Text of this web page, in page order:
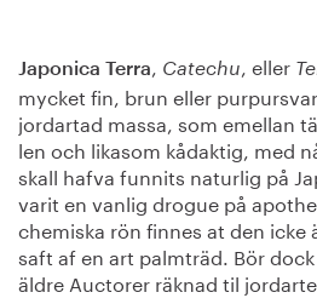
Japonica Terra, Catechu, eller
mycket fin, brun eller
jordartad massa, som emellan
len och likasom kådaktig, med
skall hafva funnits naturlig på
varit en vanlig drogue på
chemiska rön finnes at den icke
saft af en art palmträd. Bör
äldre Auctorer räknad til